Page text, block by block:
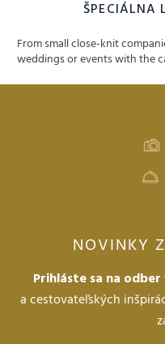
ŠPECIÁLNA
From small close-knit
weddings or events with the
NOVINKY
Prihláste sa na
a cestovateľských
11